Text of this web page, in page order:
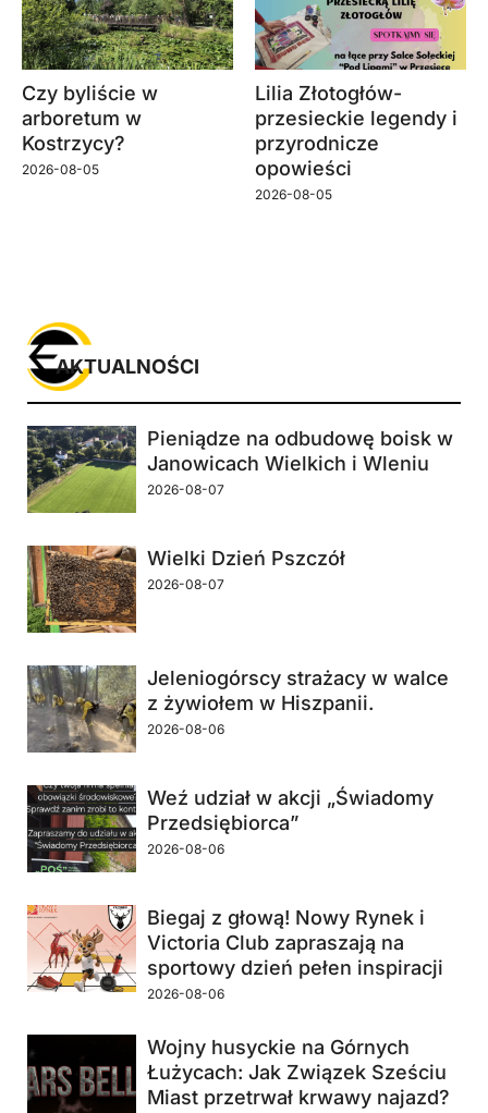
Czy byliście w
arboretum w
Kostrzycy?
2026-08-05
Lilia Złotogłów-
przesieckie legendy i
przyrodnicze
opowieści
2026-08-05
Pieniądze na odbudowę boisk w
Janowicach Wielkich i Wleniu
2026-08-07
Wielki Dzień Pszczół
2026-08-07
Jeleniogórscy strażacy w walce
z żywiołem w Hiszpanii.
2026-08-06
Weź udział w akcji „Świadomy
Przedsiębiorca”
2026-08-06
Biegaj z głową! Nowy Rynek i
Victoria Club zapraszają na
sportowy dzień pełen inspiracji
2026-08-06
Wojny husyckie na Górnych
Łużycach: Jak Związek Sześciu
Miast przetrwał krwawy najazd?
AKTUALNOŚCI